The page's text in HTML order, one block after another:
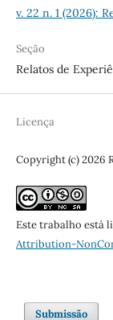
v. 22 n. 1 (2026):
Seção
Relatos de
Licença
Copyright (c) 2026
Este trabalho está
Attribution-
Submissão